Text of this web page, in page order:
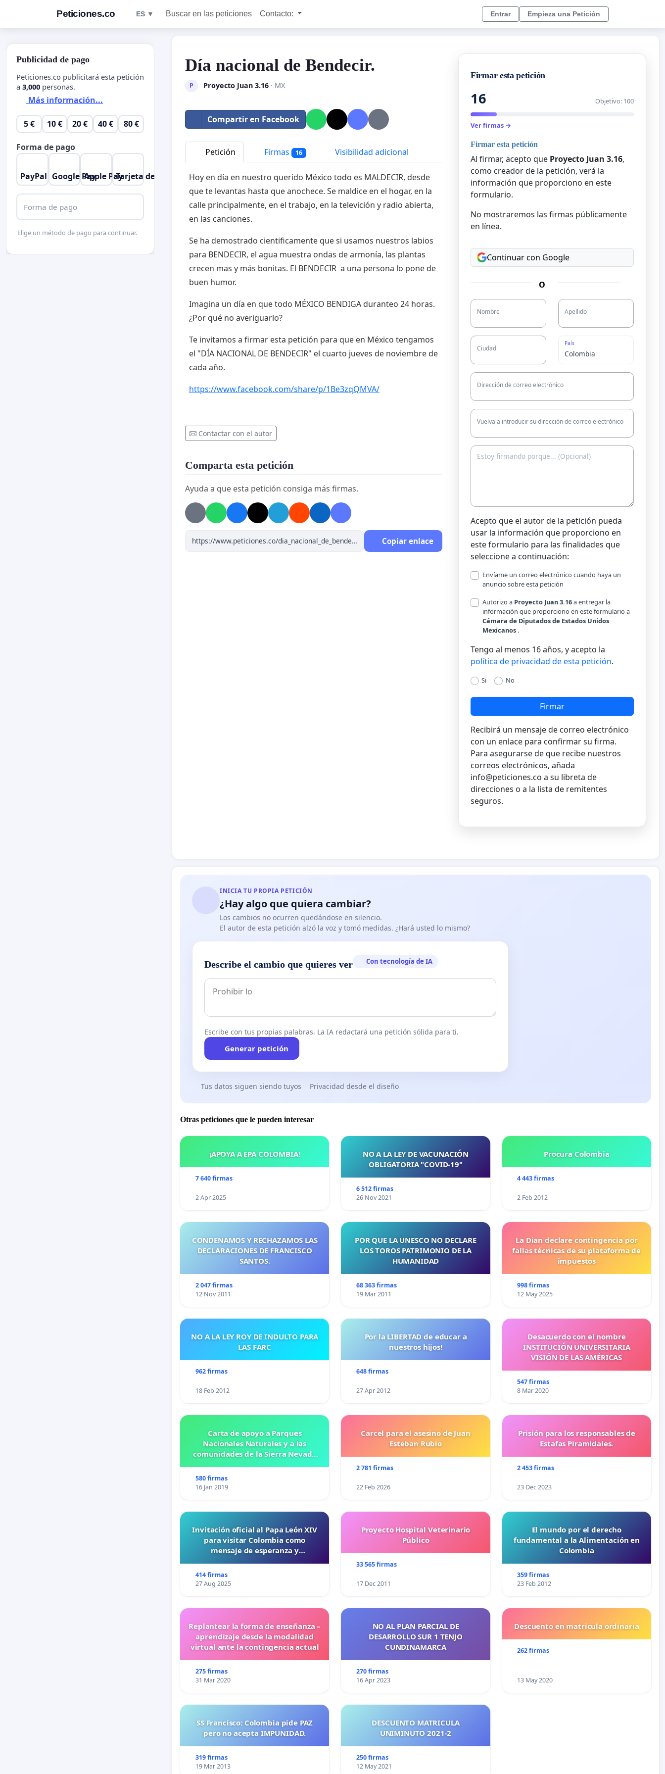
Peticiones.co ES ▼ Buscar en las peticiones Contacto: Entrar Empieza una Petición
Día nacional de Bendecir.
P Proyecto Juan 3.16· MX
Compartir en Facebook
Petición Firmas 16 Visibilidad adicional
Hoy en día en nuestro querido México todo es MALDECIR, desde
que te levantas hasta que anochece. Se maldice en el hogar, en la
calle principalmente, en el trabajo, en la televición y radio abierta,
en las canciones.
Se ha demostrado cientificamente que si usamos nuestros labios
para BENDECIR, el agua muestra ondas de armonía, las plantas
crecen mas y más bonitas. El BENDECIR a una persona lo pone de
buen humor.
Imagina un día en que todo MÉXICO BENDIGA duranteo 24 horas.
¿Por qué no averiguarlo?
Te invitamos a firmar esta petición para que en México tengamos
el "DÍA NACIONAL DE BENDECIR" el cuarto jueves de noviembre de
cada año.
https://www.facebook.com/share/p/1Be3zqQMVA/
Contactar con el autor
Comparta esta petición
Ayuda a que esta petición consiga más firmas.
Copiar enlace
Firmar esta petición
16 Objetivo: 100
Ver firmas →
Firmar esta petición
Al firmar, acepto que Proyecto Juan 3.16,
como creador de la petición, verá la
información que proporciono en este
formulario.
No mostraremos las firmas públicamente
en línea.
Continuar con Google
O
Nombre Apellido
Ciudad
País
Dirección de correo electrónico
Vuelva a introducir su dirección de correo electrónico
Acepto que el autor de la petición pueda
usar la información que proporciono en
este formulario para las finalidades que
seleccione a continuación:
Envíame un correo electrónico cuando haya un
anuncio sobre esta petición
Autorizo a Proyecto Juan 3.16a entregar la
información que proporciono en este formulario a
Cámara de Diputados de Estados Unidos
Mexicanos .
Tengo al menos 16 años, y acepto la
política de privacidad de esta petición.
Si No
Firmar
Recibirá un mensaje de correo electrónico
con un enlace para confirmar su firma.
Para asegurarse de que recibe nuestros
correos electrónicos, añada
info@peticiones.co a su libreta de
direcciones o a la lista de remitentes
seguros.
INICIA TU PROPIA PETICIÓN
¿Hay algo que quiera cambiar?
Los cambios no ocurren quedándose en silencio.
El autor de esta petición alzó la voz y tomó medidas. ¿Hará usted lo mismo?
Describe el cambio que quieres ver Con tecnología de IA
Escribe con tus propias palabras. La IA redactará una petición sólida para ti.
Generar petición
Tus datos siguen siendo tuyos Privacidad desde el diseño
Otras peticiones que le pueden interesar
¡APOYA A EPA COLOMBIA!
7 640 firmas
2 Apr 2025
NO A LA LEY DE VACUNACIÓN
OBLIGATORIA "COVID-19"
6 512 firmas
26 Nov 2021
Procura Colombia
4 443 firmas
2 Feb 2012
CONDENAMOS Y RECHAZAMOS LAS
DECLARACIONES DE FRANCISCO
SANTOS.
2 047 firmas
12 Nov 2011
POR QUE LA UNESCO NO DECLARE
LOS TOROS PATRIMONIO DE LA
HUMANIDAD
68 363 firmas
19 Mar 2011
La Dian declare contingencia por
fallas técnicas de su plataforma de
impuestos
998 firmas
12 May 2025
NO A LA LEY ROY DE INDULTO PARA
LAS FARC
962 firmas
18 Feb 2012
Por la LIBERTAD de educar a
nuestros hijos!
648 firmas
27 Apr 2012
Desacuerdo con el nombre
INSTITUCIÓN UNIVERSITARIA
VISIÓN DE LAS AMÉRICAS
547 firmas
8 Mar 2020
Carta de apoyo a Parques
Nacionales Naturales y a las
comunidades de la Sierra Nevada
580 firmas
16 Jan 2019
Carcel para el asesino de Juan
Esteban Rubio
2 781 firmas
22 Feb 2026
Prisión para los responsables de
Estafas Piramidales.
2 453 firmas
23 Dec 2023
Invitación oficial al Papa León XIV
para visitar Colombia como
mensaje de esperanza y
414 firmas
27 Aug 2025
Proyecto Hospital Veterinario
Público
33 565 firmas
17 Dec 2011
El mundo por el derecho
fundamental a la Alimentación en
Colombia
359 firmas
23 Feb 2012
Replantear la forma de enseñanza –
aprendizaje desde la modalidad
virtual ante la contingencia actual
275 firmas
31 Mar 2020
NO AL PLAN PARCIAL DE
DESARROLLO SUR 1 TENJO
CUNDINAMARCA
270 firmas
16 Apr 2023
Descuento en matricula ordinaria
262 firmas
13 May 2020
SS Francisco: Colombia pide PAZ
pero no acepta IMPUNIDAD.
319 firmas
19 Mar 2013
DESCUENTO MATRICULA
UNIMINUTO 2021-2
250 firmas
12 May 2021
Publicidad de pago
Peticiones.co publicitará esta petición
a 3,000 personas.
Más información...
5 € 10 € 20 € 40 € 80 €
Forma de pago
PayPal Google PayApple PayTarjeta de crédito
Forma de pago
Elige un método de pago para continuar.